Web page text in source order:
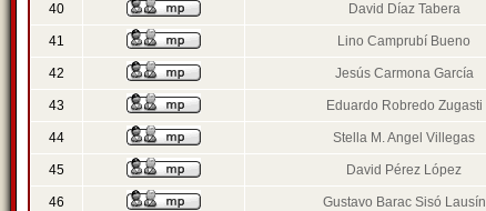
40 David Díaz Tabera
41 Lino Camprubí Bueno
42 Jesús Carmona García
43 Eduardo Robredo Zugasti
44 Stella M. Angel Villegas
45 David Pérez López
46 Gustavo Barac Sisó Lausín